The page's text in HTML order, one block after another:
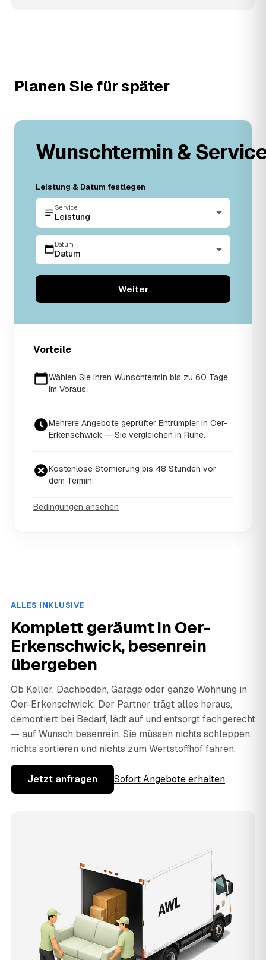
Planen Sie für später
Wunschtermin &
Leistung & Datum festlegen
Service
Leistung
Datum
Datum
Weiter
Vorteile
Wählen Sie Ihren Wunschtermin bis zu 60 Tage
im Voraus.
Mehrere Angebote geprüfter Entrümpler in Oer-
Erkenschwick — Sie vergleichen in Ruhe.
Kostenlose Stornierung bis 48 Stunden vor
dem Termin.
Bedingungen ansehen
ALLES INKLUSIVE
Komplett geräumt in Oer-
Erkenschwick, besenrein
übergeben
Ob Keller, Dachboden, Garage oder ganze Wohnung in
Oer-Erkenschwick: Der Partner trägt alles heraus,
demontiert bei Bedarf, lädt auf und entsorgt fachgerecht
— auf Wunsch besenrein. Sie müssen nichts schleppen,
nichts sortieren und nichts zum Wertstoffhof fahren.
Jetzt anfragen Sofort Angebote erhalten